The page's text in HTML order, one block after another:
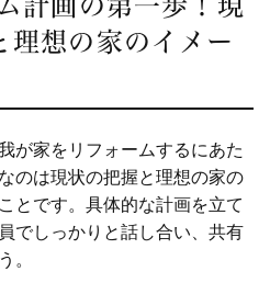
計画の第一歩！現
理想の家のイメー
が家をリフォームするにあた
のは現状の把握と理想の家の
とです。具体的な計画を立て
でしっかりと話し合い、共有
。